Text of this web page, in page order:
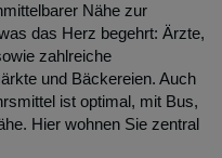
Nähe zur
das Herz begehrt: Ärzte,
zahlreiche
und Bäckereien. Auch
ist optimal, mit Bus,
Hier wohnen Sie zentral